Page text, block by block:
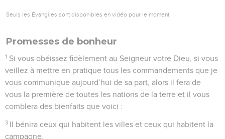
Seuls les Évangiles sont disponibles en vidéo pour le moment.
Promesses de bonheur
1 Si vous obéissez fidèlement au Seigneur votre Dieu, si vous
veillez à mettre en pratique tous les commandements que je
vous communique aujourd’hui de sa part, alors il fera de
vous la première de toutes les nations de la terre et il vous
comblera des bienfaits que voici :
3 Il bénira ceux qui habitent les villes et ceux qui habitent la
campagne.